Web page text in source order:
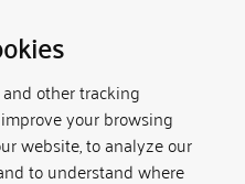
other tracking
your browsing
website, to analyze our
to understand where